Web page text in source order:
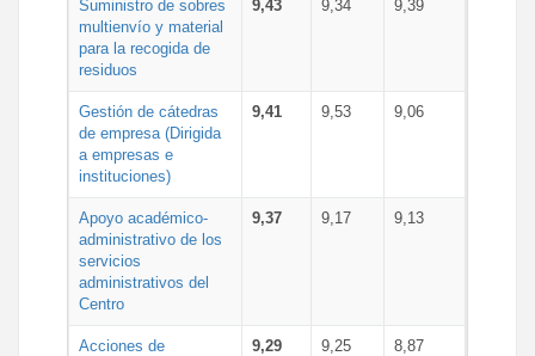
Suministro de sobres
multienvío y material
para la recogida de
residuos
9,43 9,34 9,39
Gestión de cátedras
de empresa (Dirigida
a empresas e
instituciones)
9,41 9,53 9,06
Apoyo académico-
administrativo de los
servicios
administrativos del
Centro
9,37 9,17 9,13
Acciones de
9,29 9,25 8,87